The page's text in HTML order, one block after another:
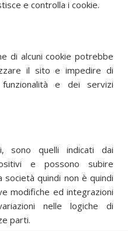
e controlla i cookie.
di alcuni cookie potrebbe
il sito e impedire di
e dei servizi
sono quelli indicati dai
e possono subire
società quindi non è quindi
modifiche ed integrazioni
nelle logiche di
parti.